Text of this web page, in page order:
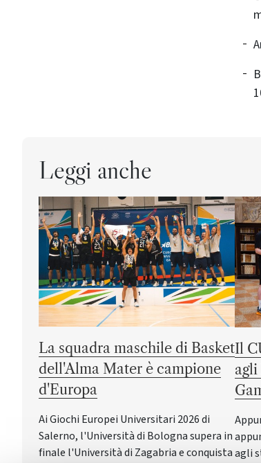
Leggi anche
La squadra maschile di Basket
dell'Alma Mater è campione
d'Europa
Ai Giochi Europei Universitari 2026 di
Salerno, l'Università di Bologna supera in
finale l'Università di Zagabria e conquista
Il
agli